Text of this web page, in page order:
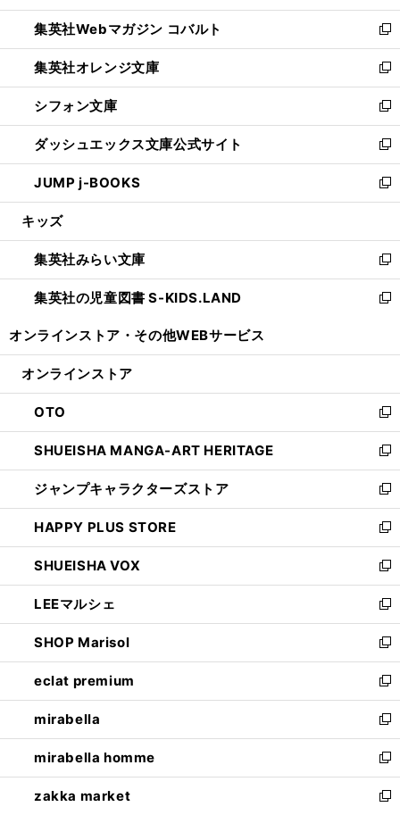
開
く
ウ
で
開
く
ン
ド
ウ
で
開
く
ウ
ィ
ン
ド
ウ
で
開
く
集英社Webマガジン コバルト
新
し
い
ウ
ィ
ン
ド
ウ
で
開
集英社オレンジ文庫
新
し
い
ウ
ィ
ン
ド
ウ
開
く
シフォン文庫
新
し
い
ウ
ィ
ン
ウ
で
開
く
ダッシュエックス文庫公式サイト
新
し
い
ウ
ン
ド
ウ
で
JUMP j-BOOKS
新
し
ウ
ィ
ン
ド
開
キッズ
集英社みらい文庫
新
し
い
ン
ウ
で
開
く
集英社の児童図書 S-KIDS.LAND
新
ウ
ン
ド
ウ
で
開
く
オンラインストア・ その他WEBサービス
オンラインストア
OTO
新
し
い
ウ
ィ
ン
ド
ウ
で
開
く
SHUEISHA MANGA-ART HERITAGE
新
し
い
ウ
ィ
ン
ド
ウ
で
開
く
ジャンプキャラクターズストア
新
し
い
ウ
ィ
ン
ド
ウ
で
開
く
HAPPY PLUS STORE
新
し
い
ウ
ィ
ン
ド
ウ
で
開
く
SHUEISHA VOX
新
し
い
ウ
ィ
ン
ド
ウ
で
開
く
LEEマルシェ
新
し
い
ウ
ィ
ン
ド
ウ
で
開
く
SHOP Marisol
新
し
い
ウ
ィ
ン
ド
ウ
で
eclat premium
新
し
い
ウ
ィ
ン
ド
mirabella
新
し
い
ウ
ィ
mirabella homme
新
し
い
zakka market
新